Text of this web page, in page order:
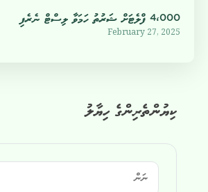
ކިޔުންތެރިންގެ ހިޔާލު
4،000 ފްލެޓަށް ޝަރުތު ހަމަވާ ލިސްޓް ނެރެފި
February 27, 2025